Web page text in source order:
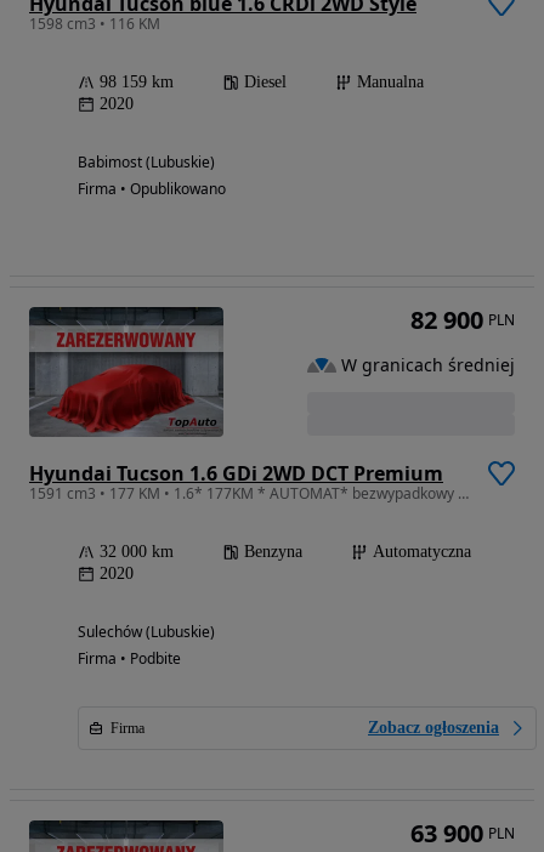
1598 cm3 • 116 KM
98 159 km Diesel
Manualna
2020
Babimost (Lubuskie)
Firma • Opublikowano
Hyundai Tucson 1.6 GDi 2WD DCT Premium
1591 cm3 • 177 KM • 1.6* 177KM * AUTOMAT* bezwypadkowy * GWARANCJA *perfekcyjny *KAMERA *
32 000 km Benzyna
Automatyczna
2020
Sulechów (Lubuskie)
Firma • Podbite
Firma Zobacz ogłoszenia
82 900 PLN
W granicach średniej
63 900 PLN